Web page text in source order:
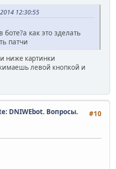
12:30:55
как это зделать
патчи
ниже картинки
левой кнопкой и
#10
DNIWEbot. Вопросы.